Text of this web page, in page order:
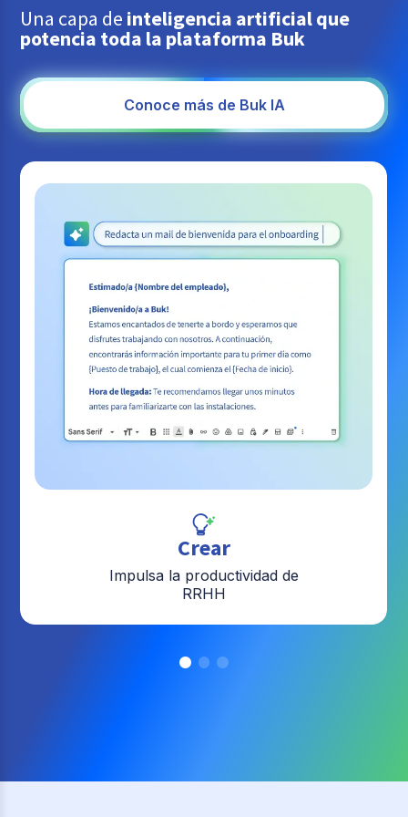
Gestión de Activos
Vales de Despensa
Una capa de inteligencia artificial que
potencia toda la plataforma Buk
Conoce más de Buk IA
Crear
Impulsa la productividad de
RRHH